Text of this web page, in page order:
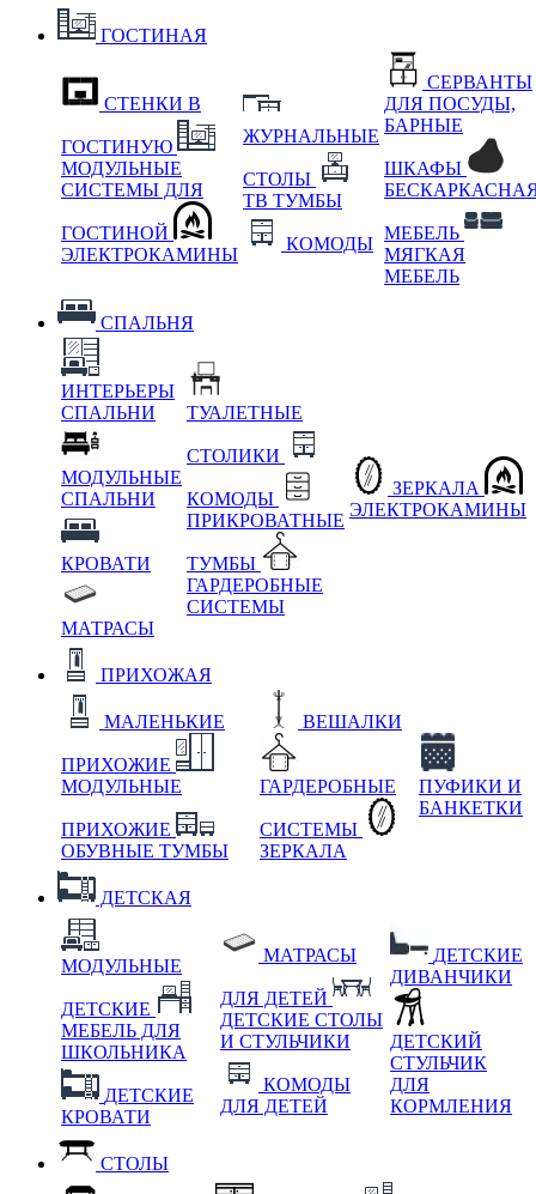
ГОСТИНАЯ
СТЕНКИ В
ГОСТИНУЮ
МОДУЛЬНЫЕ
СИСТЕМЫ ДЛЯ
ГОСТИНОЙ
ЭЛЕКТРОКАМИНЫ
ЖУРНАЛЬНЫЕ
СТОЛЫ
ТВ ТУМБЫ
КОМОДЫ
СЕРВАНТЫ
ДЛЯ ПОСУДЫ,
БАРНЫЕ
ШКАФЫ
МЕБЕЛЬ
МЯГКАЯ
МЕБЕЛЬ
СПАЛЬНЯ
ИНТЕРЬЕРЫ
СПАЛЬНИ
МОДУЛЬНЫЕ
СПАЛЬНИ
КРОВАТИ
МАТРАСЫ
ТУАЛЕТНЫЕ
СТОЛИКИ
КОМОДЫ
ПРИКРОВАТНЫЕ
ТУМБЫ
ГАРДЕРОБНЫЕ
СИСТЕМЫ
ЗЕРКАЛА
ЭЛЕКТРОКАМИНЫ
ПРИХОЖАЯ
МАЛЕНЬКИЕ
ПРИХОЖИЕ
МОДУЛЬНЫЕ
ПРИХОЖИЕ
ОБУВНЫЕ ТУМБЫ
ВЕШАЛКИ
ГАРДЕРОБНЫЕ
СИСТЕМЫ
ЗЕРКАЛА
ПУФИКИ И
БАНКЕТКИ
ДЕТСКАЯ
МОДУЛЬНЫЕ
ДЕТСКИЕ
МЕБЕЛЬ ДЛЯ
ШКОЛЬНИКА
ДЕТСКИЕ
КРОВАТИ
МАТРАСЫ
ДЛЯ ДЕТЕЙ
ДЕТСКИЕ СТОЛЫ
И СТУЛЬЧИКИ
КОМОДЫ
ДЛЯ ДЕТЕЙ
ДЕТСКИЕ
ДИВАНЧИКИ
ДЕТСКИЙ
СТУЛЬЧИК
ДЛЯ
КОРМЛЕНИЯ
СТОЛЫ